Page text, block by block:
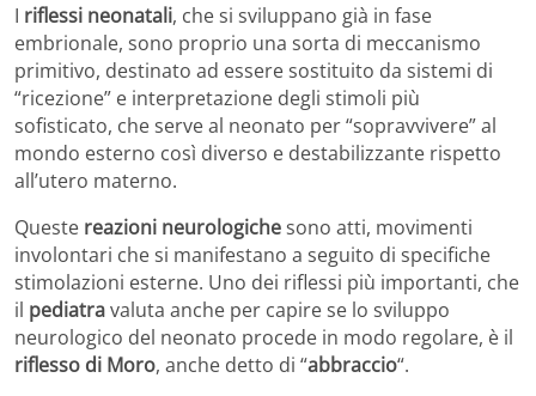
I riflessi neonatali, che si sviluppano già in fase
embrionale, sono proprio una sorta di meccanismo
primitivo, destinato ad essere sostituito da sistemi di
“ricezione” e interpretazione degli stimoli più
sofisticato, che serve al neonato per “sopravvivere” al
mondo esterno così diverso e destabilizzante rispetto
all’utero materno.
Queste reazioni neurologichesono atti, movimenti
involontari che si manifestano a seguito di specifiche
stimolazioni esterne. Uno dei riflessi più importanti, che
il pediatravaluta anche per capire se lo sviluppo
neurologico del neonato procede in modo regolare, è il
riflesso di Moro, anche detto di “abbraccio“.